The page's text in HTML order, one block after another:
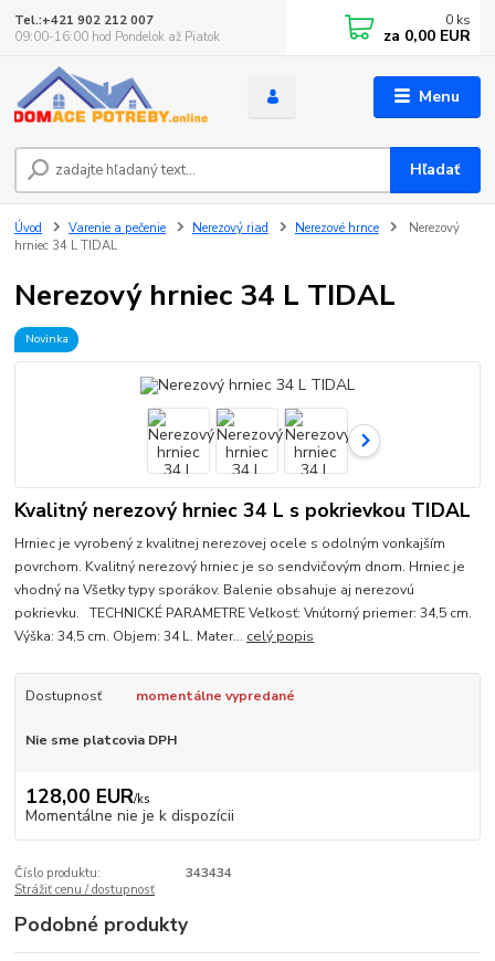
Menu
Hľadať
Tel.:+421 902 212 007
09:00-16:00 hod Pondelok až Piatok
0 ks
za 0,00 EUR
Úvod Varenie a pečenie Nerezový riad Nerezové hrnce
Nerezový
hrniec 34 L TIDAL
Nerezový hrniec 34 L TIDAL
Novinka
Kvalitný nerezový hrniec 34 L s pokrievkou TIDAL
Hrniec je vyrobený z kvalitnej nerezovej ocele s odolným vonkajším
povrchom. Kvalitný nerezový hrniec je so sendvičovým dnom. Hrniec je
vhodný na Všetky typy sporákov. Balenie obsahuje aj nerezovú
pokrievku. TECHNICKÉ PARAMETRE Veľkosť: Vnútorný priemer: 34,5 cm.
Výška: 34,5 cm. Objem: 34 L. Mater... celý popis
Dostupnosť momentálne vypredané
Nie sme platcovia DPH
128,00 EUR/ks
Momentálne nie je k dispozícii
Číslo produktu:
343434
Strážiť cenu / dostupnosť
Podobné produkty